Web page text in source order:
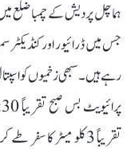
ہماچل پردیش کے چمبا ضلع
رہے ہیں۔ سبھی زخمیوں کو
تقریباً 3 کلو میٹر کا